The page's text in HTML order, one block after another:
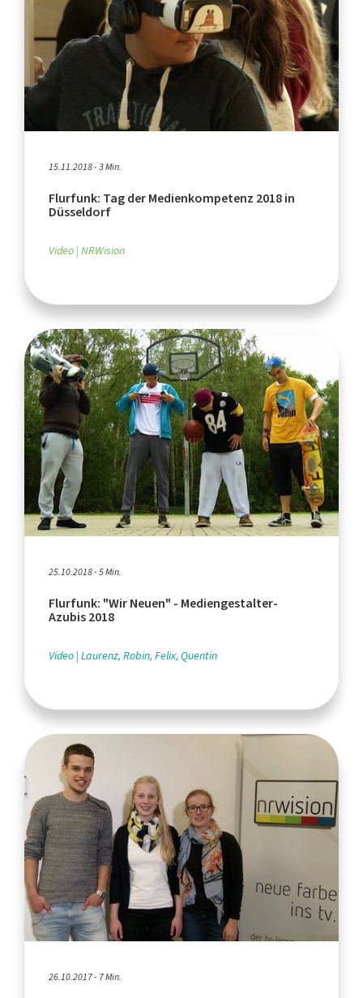
15.11.2018 - 3 Min.
Flurfunk: Tag der Medienkompetenz 2018 in
Düsseldorf
Video NRWision
25.10.2018 - 5 Min.
Flurfunk: "Wir Neuen" - Mediengestalter-
Azubis 2018
Video Laurenz, Robin, Felix, Quentin
26.10.2017 - 7 Min.